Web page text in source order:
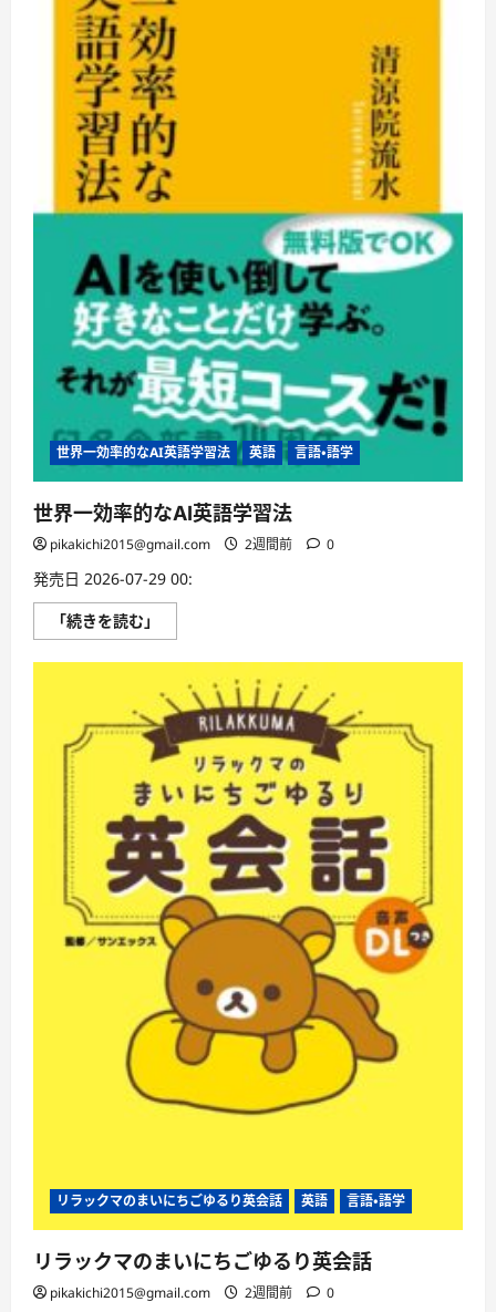
策
［音
声
DL
付］
に
つ
い
て
さ
ら
に
読
む
世界一効率的なAI英語学習法 英語 言語・語学
世界一効率的なAI英語学習法
pikakichi2015@gmail.com 2週間前 0
発売日 2026-07-29 00:
「続きを読む」
界
効
的
な
AI
英
語
学
習
法
に
つ
い
て
さ
ら
に
読
む
リラックマのまいにちごゆるり英会話 英語 言語・語学
リラックマのまいにちごゆるり英会話
pikakichi2015@gmail.com 2週間前 0